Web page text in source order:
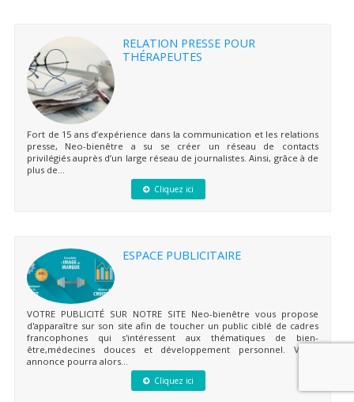
RELATION PRESSE POUR
THÉRAPEUTES
Fort de 15 ans d’expérience dans la communication et les relations
presse, Neo-bienêtre a su se créer un réseau de contacts
privilégiés auprès d’un large réseau de journalistes. Ainsi, grâce à de
plus de...
Cliquez ici
ESPACE PUBLICITAIRE
VOTRE PUBLICITÉ SUR NOTRE SITE Neo-bienêtre vous propose
d'apparaître sur son site afin de toucher un public ciblé de cadres
francophones qui s'intéressent aux thématiques de bien-
être,médecines douces et développement personnel. Votre
annonce pourra alors...
Cliquez ici